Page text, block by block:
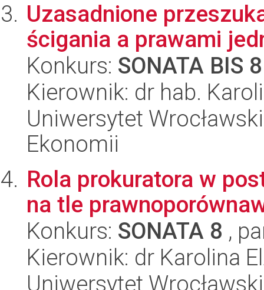
Uzasadnione
ścigania a prawami
Konkurs: SONATA BIS 8
Kierownik: dr hab.
Uniwersytet
Ekonomii
Rola prokuratora w
na tle
Konkurs: SONATA 8 ,
Kierownik: dr Karolina
Uniwersytet